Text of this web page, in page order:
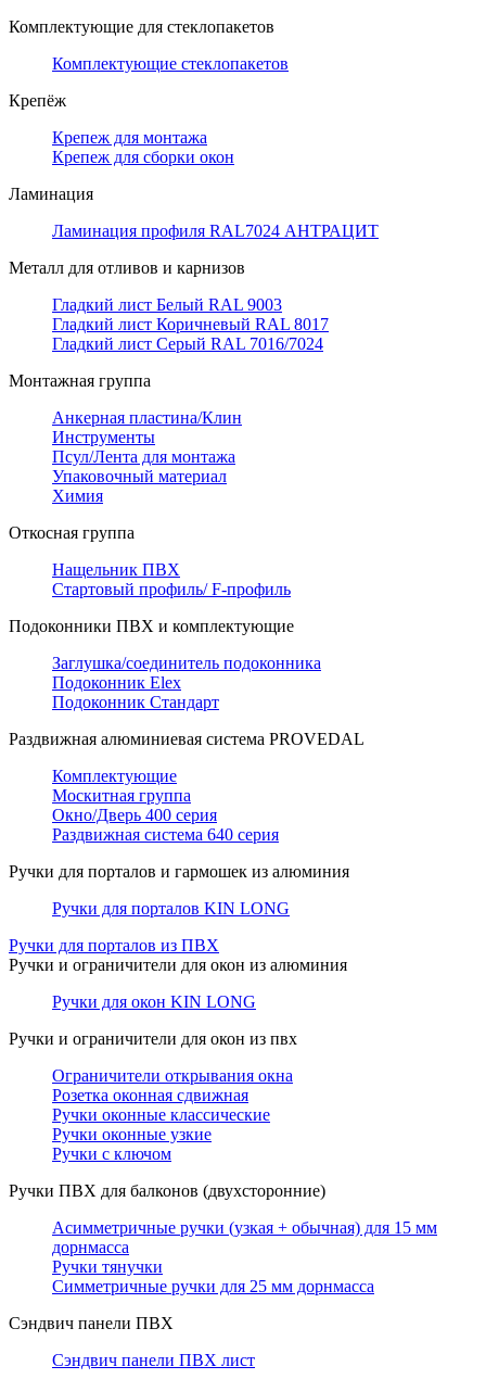
Комплектующие для стеклопакетов
Комплектующие стеклопакетов
Крепёж
Крепеж для монтажа
Крепеж для сборки окон
Ламинация
Ламинация профиля RAL7024 АНТРАЦИТ
Металл для отливов и карнизов
Гладкий лист Белый RAL 9003
Гладкий лист Коричневый RAL 8017
Гладкий лист Серый RAL 7016/7024
Монтажная группа
Анкерная пластина/Клин
Инструменты
Псул/Лента для монтажа
Упаковочный материал
Химия
Откосная группа
Нащельник ПВХ
Стартовый профиль/ F-профиль
Подоконники ПВХ и комплектующие
Заглушка/соединитель подоконника
Подоконник Elex
Подоконник Стандарт
Раздвижная алюминиевая система PROVEDAL
Комплектующие
Москитная группа
Окно/Дверь 400 серия
Раздвижная система 640 серия
Ручки для порталов и гармошек из алюминия
Ручки для порталов KIN LONG
Ручки для порталов из ПВХ
Ручки и ограничители для окон из алюминия
Ручки для окон KIN LONG
Ручки и ограничители для окон из пвх
Ограничители открывания окна
Розетка оконная сдвижная
Ручки оконные классические
Ручки оконные узкие
Ручки с ключом
Ручки ПВХ для балконов (двухсторонние)
Асимметричные ручки (узкая + обычная) для 15 мм
дорнмасса
Ручки тянучки
Симметричные ручки для 25 мм дорнмасса
Сэндвич панели ПВХ
Сэндвич панели ПВХ лист